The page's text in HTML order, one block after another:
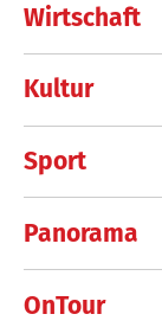
Wirtschaft
Kultur
Sport
Panorama
OnTour